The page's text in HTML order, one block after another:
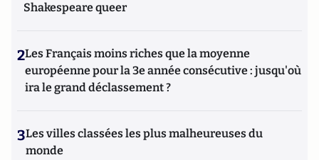
Shakespeare queer
2Les Français moins riches que la moyenne
européenne pour la 3e année consécutive : jusqu'où
ira le grand déclassement ?
3Les villes classées les plus malheureuses du
monde